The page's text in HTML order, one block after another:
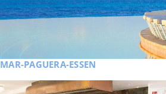
MAR-PAGUERA-ESSEN